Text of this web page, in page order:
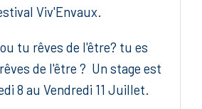
Viv'Envaux.
tu rêves de l'être? tu es
de l'être ? Un stage est
8 au Vendredi 11 Juillet.